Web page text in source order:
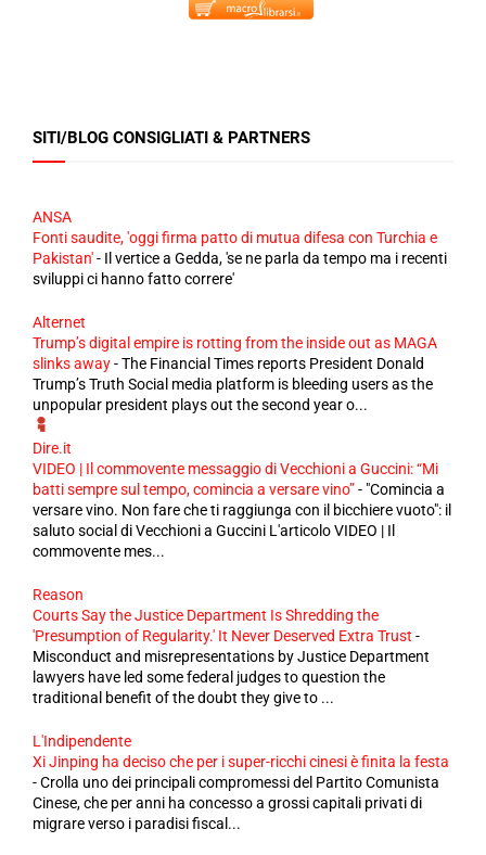
SITI/BLOG CONSIGLIATI & PARTNERS
ANSA
Fonti saudite, 'oggi firma patto di mutua difesa con Turchia e
Pakistan'- Il vertice a Gedda, 'se ne parla da tempo ma i recenti
sviluppi ci hanno fatto correre'
Alternet
Trump’s digital empire is rotting from the inside out as MAGA
slinks away-The Financial Times reports President Donald
Trump’s Truth Social media platform is bleeding users as the
unpopular president plays out the second year o...
Dire.it
VIDEO | Il commovente messaggio di Vecchioni a Guccini: “Mi
batti sempre sul tempo, comincia a versare vino”- "Comincia a
versare vino. Non fare che ti raggiunga con il bicchiere vuoto": il
saluto social di Vecchioni a Guccini L'articolo VIDEO | Il
commovente mes...
Reason
Courts Say the Justice Department Is Shredding the
'Presumption of Regularity.' It Never Deserved Extra Trust -
Misconduct and misrepresentations by Justice Department
lawyers have led some federal judges to question the
traditional benefit of the doubt they give to ...
L'Indipendente
Xi Jinping ha deciso che per i super-ricchi cinesi è finita la festa
-Crolla uno dei principali compromessi del Partito Comunista
Cinese, che per anni ha concesso a grossi capitali privati di
migrare verso i paradisi fiscal...